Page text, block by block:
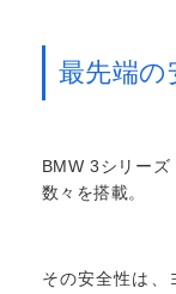
最先端の
BMW 3シリー
数々を搭載。
その安全性は、